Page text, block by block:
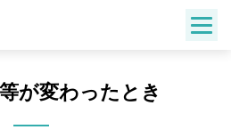
が変わったとき